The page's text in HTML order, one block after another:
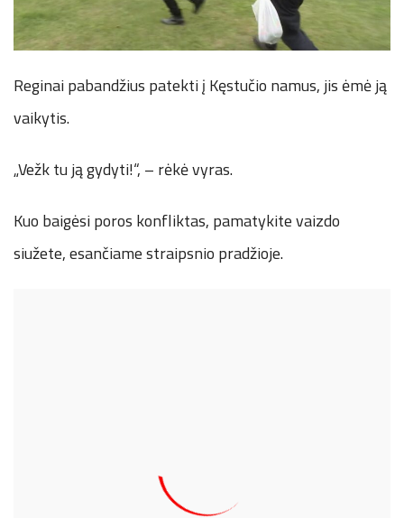
Reginai pabandžius patekti į Kęstučio namus, jis ėmė ją
vaikytis.
„Vežk tu ją gydyti!“, – rėkė vyras.
Kuo baigėsi poros konfliktas, pamatykite vaizdo
siužete, esančiame straipsnio pradžioje.